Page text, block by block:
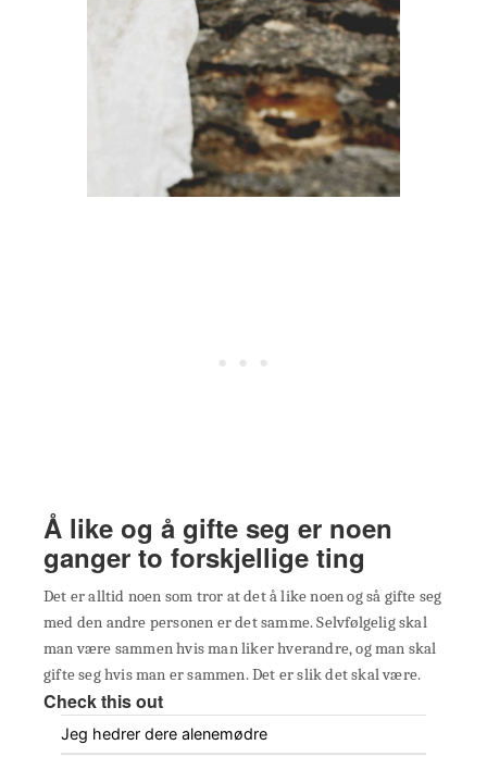
Å like og å gifte seg er noen
ganger to forskjellige ting
Det er alltid noen som tror at det å like noen og så gifte seg
med den andre personen er det samme. Selvfølgelig skal
man være sammen hvis man liker hverandre, og man skal
gifte seg hvis man er sammen. Det er slik det skal være.
Check this out
Jeg hedrer dere alenemødre